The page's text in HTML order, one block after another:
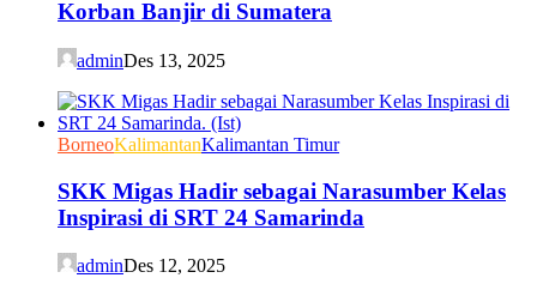
Korban Banjir di Sumatera
adminDes 13, 2025
BorneoKalimantanKalimantan Timur
SKK Migas Hadir sebagai Narasumber Kelas
Inspirasi di SRT 24 Samarinda
adminDes 12, 2025